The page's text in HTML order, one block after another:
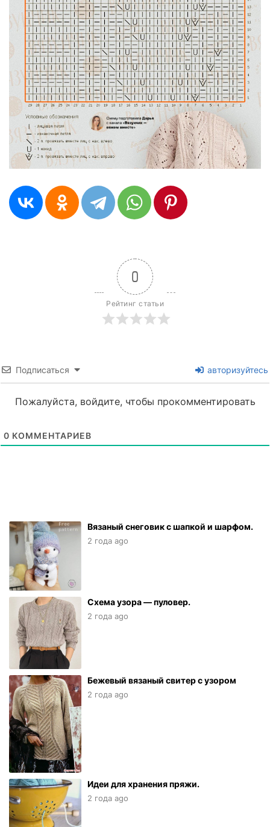
0
Рейтинг статьи
Подписаться авторизуйтесь
Пожалуйста, войдите, чтобы прокомментировать
0 КОММЕНТАРИЕВ
Вязаный снеговик с шапкой и шарфом.
2 года ago
Схема узора — пуловер.
2 года ago
Бежевый вязаный свитер с узором
2 года ago
Идеи для хранения пряжи.
2 года ago